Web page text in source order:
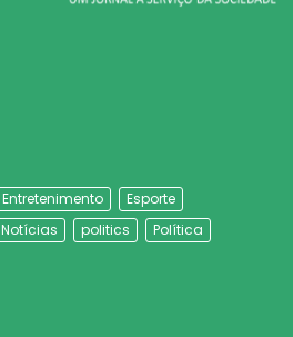
Entretenimento
Esporte
Notícias politics
Política